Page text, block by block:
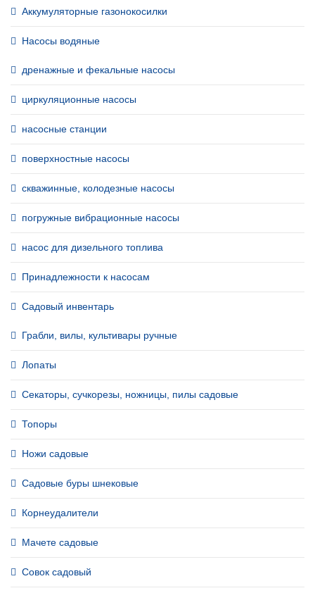
Аккумуляторные газонокосилки
Насосы водяные
дренажные и фекальные насосы
циркуляционные насосы
насосные станции
поверхностные насосы
скважинные, колодезные насосы
погружные вибрационные насосы
насос для дизельного топлива
Принадлежности к насосам
Садовый инвентарь
Грабли, вилы, культивары ручные
Лопаты
Секаторы, сучкорезы, ножницы, пилы садовые
Топоры
Ножи садовые
Садовые буры шнековые
Корнеудалители
Мачете садовые
Совок садовый